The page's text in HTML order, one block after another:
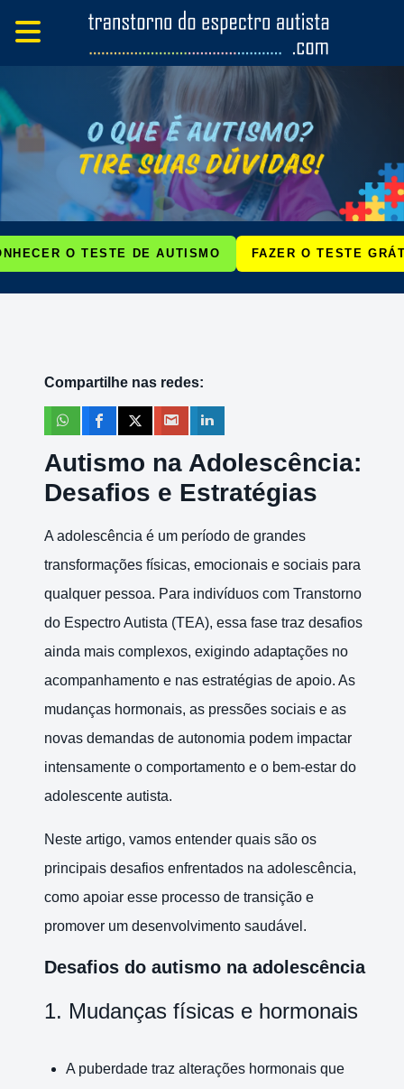
O TESTE DE AUTISMO FAZER O TESTE
Compartilhe nas redes:
Autismo na Adolescência:
Desafios e Estratégias
A adolescência é um período de grandes
transformações físicas, emocionais e sociais para
qualquer pessoa. Para indivíduos com Transtorno
do Espectro Autista (TEA), essa fase traz desafios
ainda mais complexos, exigindo adaptações no
acompanhamento e nas estratégias de apoio. As
mudanças hormonais, as pressões sociais e as
novas demandas de autonomia podem impactar
intensamente o comportamento e o bem-estar do
adolescente autista.
Neste artigo, vamos entender quais são os
principais desafios enfrentados na adolescência,
como apoiar esse processo de transição e
promover um desenvolvimento saudável.
Desafios do autismo na adolescência
1. Mudanças físicas e hormonais
A puberdade traz alterações hormonais que